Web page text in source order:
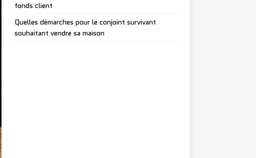
fonds client
Quelles démarches pour le conjoint survivant
souhaitant vendre sa maison